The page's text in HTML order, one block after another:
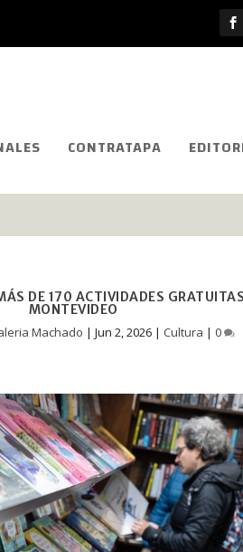
CONTRATAPA
DE 170 ACTIVIDADES
MONTEVIDEO
Machado |Jun 2, 2026 | Cultura |0